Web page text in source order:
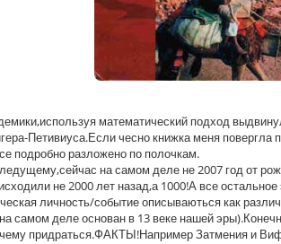
математический подход
Петивиуса.Если чесно книжка меня
подробно разложено по полочкам.
на самом деле не 2007 год от
не 2000 лет назад,а 1000!А все
личность/событие описываються как
самом деле основан в 13 веке нашей
придраться.ФАКТЫ!Например Затмения и